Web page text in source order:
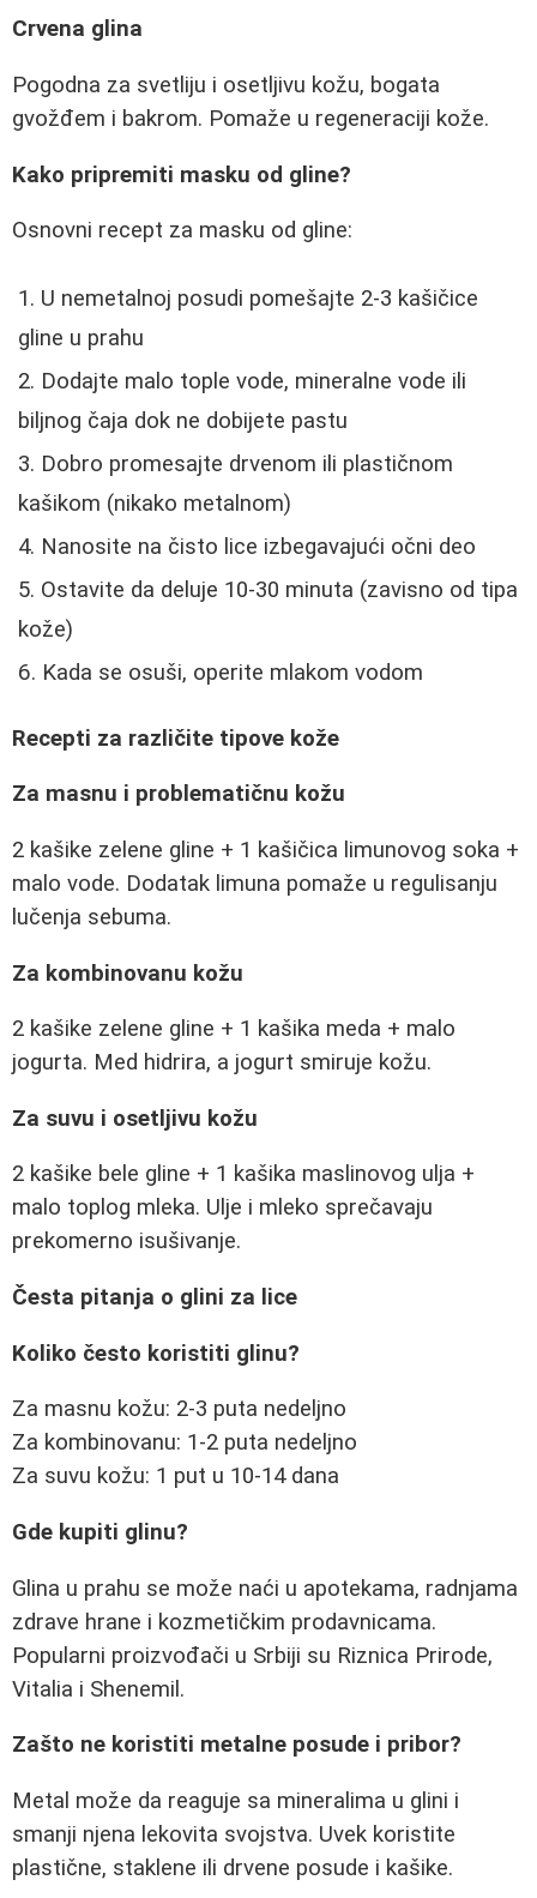
Crvena glina
Pogodna za svetliju i osetljivu kožu, bogata
gvožđem i bakrom. Pomaže u regeneraciji kože.
Kako pripremiti masku od gline?
Osnovni recept za masku od gline:
U nemetalnoj posudi pomešajte 2-3 kašičice
gline u prahu
Dodajte malo tople vode, mineralne vode ili
biljnog čaja dok ne dobijete pastu
Dobro promesajte drvenom ili plastičnom
kašikom (nikako metalnom)
Nanosite na čisto lice izbegavajući očni deo
Ostavite da deluje 10-30 minuta (zavisno od tipa
kože)
Kada se osuši, operite mlakom vodom
Recepti za različite tipove kože
Za masnu i problematičnu kožu
2 kašike zelene gline + 1 kašičica limunovog soka +
malo vode. Dodatak limuna pomaže u regulisanju
lučenja sebuma.
Za kombinovanu kožu
2 kašike zelene gline + 1 kašika meda + malo
jogurta. Med hidrira, a jogurt smiruje kožu.
Za suvu i osetljivu kožu
2 kašike bele gline + 1 kašika maslinovog ulja +
malo toplog mleka. Ulje i mleko sprečavaju
prekomerno isušivanje.
Česta pitanja o glini za lice
Koliko često koristiti glinu?
Za masnu kožu: 2-3 puta nedeljno
Za kombinovanu: 1-2 puta nedeljno
Za suvu kožu: 1 put u 10-14 dana
Gde kupiti glinu?
Glina u prahu se može naći u apotekama, radnjama
zdrave hrane i kozmetičkim prodavnicama.
Popularni proizvođači u Srbiji su Riznica Prirode,
Vitalia i Shenemil.
Zašto ne koristiti metalne posude i pribor?
Metal može da reaguje sa mineralima u glini i
smanji njena lekovita svojstva. Uvek koristite
plastične, staklene ili drvene posude i kašike.